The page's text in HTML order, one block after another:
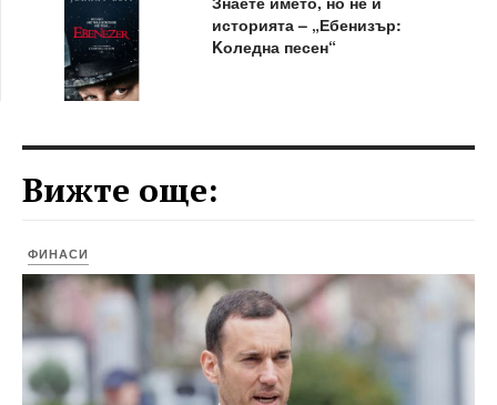
историята – „Ебенизър:
Kоледна песен“
Вижте още:
ФИНАСИ